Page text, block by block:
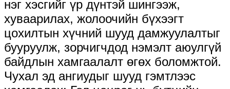
нэг хэсгийг үр дүнтэй шингээж,
хуваарилах, жолоочийн бүхээгт
цохилтын хүчний шууд дамжуулалтыг
бууруулж, зорчигчдод нэмэлт аюулгүй
байдлын хамгаалалт өгөх боломжтой.
Чухал эд ангиудыг шууд гэмтлээс